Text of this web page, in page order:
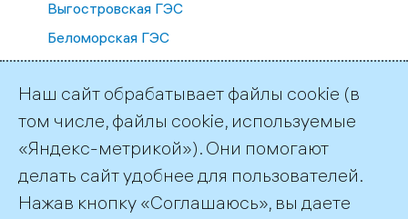
Выгостровская ГЭС
Беломорская ГЭС
Палакоргская ГЭС
Каскад Кемских ГЭС
Путкинская ГЭС
Подужемская ГЭС
Юшкозерская ГЭС
Наш сайт обрабатывает файлы cookie (в
том числе, файлы cookie, используемые
«Яндекс-метрикой»). Они помогают
делать сайт удобнее для пользователей.
Нажав кнопку «Соглашаюсь», вы даете